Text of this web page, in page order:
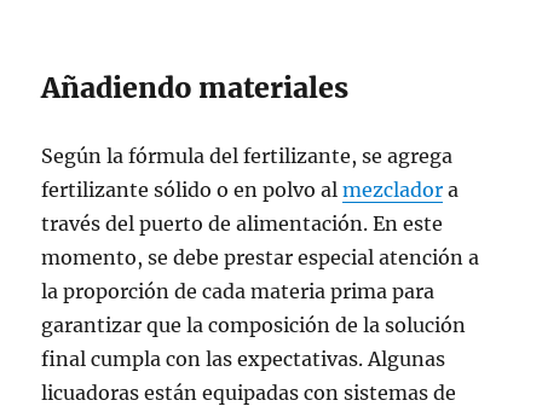
Añadiendo materiales
Según la fórmula del fertilizante, se agrega
fertilizante sólido o en polvo almezclador a
través del puerto de alimentación. En este
momento, se debe prestar especial atención a
la proporción de cada materia prima para
garantizar que la composición de la solución
final cumpla con las expectativas. Algunas
licuadoras están equipadas con sistemas de